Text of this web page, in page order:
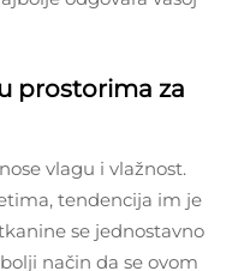
prostorima za
vlagu i vlažnost.
tendencija im je
se jednostavno
način da se ovom